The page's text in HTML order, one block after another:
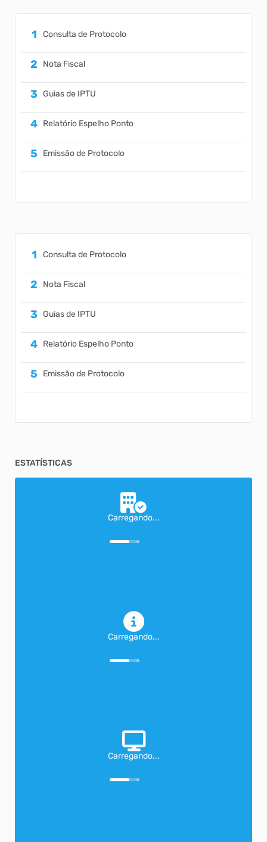
Consulta de Protocolo
Nota Fiscal
Guias de IPTU
Relatório Espelho Ponto
Emissão de Protocolo
Consulta de Protocolo
Nota Fiscal
Guias de IPTU
Relatório Espelho Ponto
Emissão de Protocolo
ESTATÍSTICAS
Carregando...
Carregando...
Carregando...